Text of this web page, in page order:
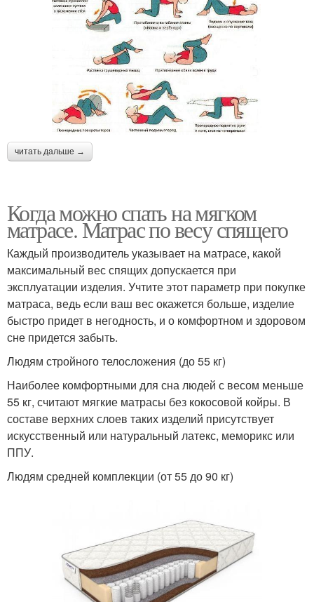
читать дальше →
Когда можно спать на мягком
матрасе. Матрас по весу спящего
Каждый производитель указывает на матрасе, какой
максимальный вес спящих допускается при
эксплуатации изделия. Учтите этот параметр при покупке
матраса, ведь если ваш вес окажется больше, изделие
быстро придет в негодность, и о комфортном и здоровом
сне придется забыть.
Людям стройного телосложения (до 55 кг)
Наиболее комфортными для сна людей с весом меньше
55 кг, считают мягкие матрасы без кокосовой койры. В
составе верхних слоев таких изделий присутствует
искусственный или натуральный латекс, меморикс или
ППУ.
Людям средней комплекции (от 55 до 90 кг)